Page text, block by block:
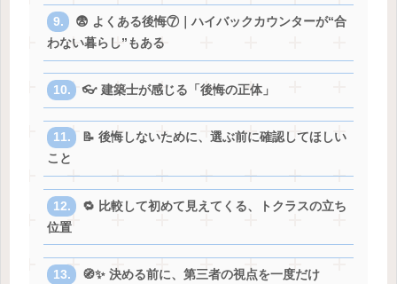
😨 よくある後悔⑦｜ハイバックカウンターが“合
わない暮らし”もある
👓 建築士が感じる「後悔の正体」
📝 後悔しないために、選ぶ前に確認してほしい
こと
🔁 比較して初めて見えてくる、トクラスの立ち
位置
🧭✨ 決める前に、第三者の視点を一度だけ